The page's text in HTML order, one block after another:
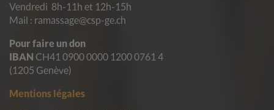
Vendredi 8h-11h et 12h-15h
Mail : ramassage@csp-ge.ch
Pour faire un don
IBAN CH41 0900 0000 1200 0761 4
(1205 Genève)
Mentions légales